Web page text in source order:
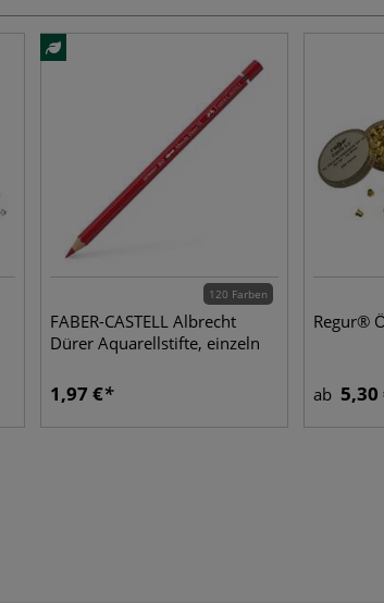
120 Farben
FABER-CASTELL Albrecht
Dürer Aquarellstifte, einzeln
1,97 €
Regur®
ab 5,30